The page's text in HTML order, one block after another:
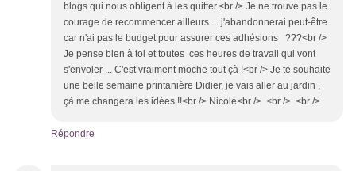
blogs qui nous obligent à les quitter.<br /> Je ne trouve pas le
courage de recommencer ailleurs ... j'abandonnerai peut-être
car n'ai pas le budget pour assurer ces adhésions ???<br />
Je pense bien à toi et toutes ces heures de travail qui vont
s'envoler ... C'est vraiment moche tout çà !<br /> Je te souhaite
une belle semaine printanière Didier, je vais aller au jardin ,
çà me changera les idées !!<br /> Nicole<br /> <br /> <br />
Répondre